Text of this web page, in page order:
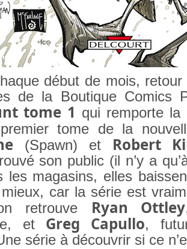
début de mois,
de la Boutique Comics
tome 1 qui remporte la
tome de la
(Spawn) et Robert
son public (il n’y a
les magasins, elles
mieux, car la série est
retrouve Ryan Ottley
et Greg Capullo,
série à découvrir si ce